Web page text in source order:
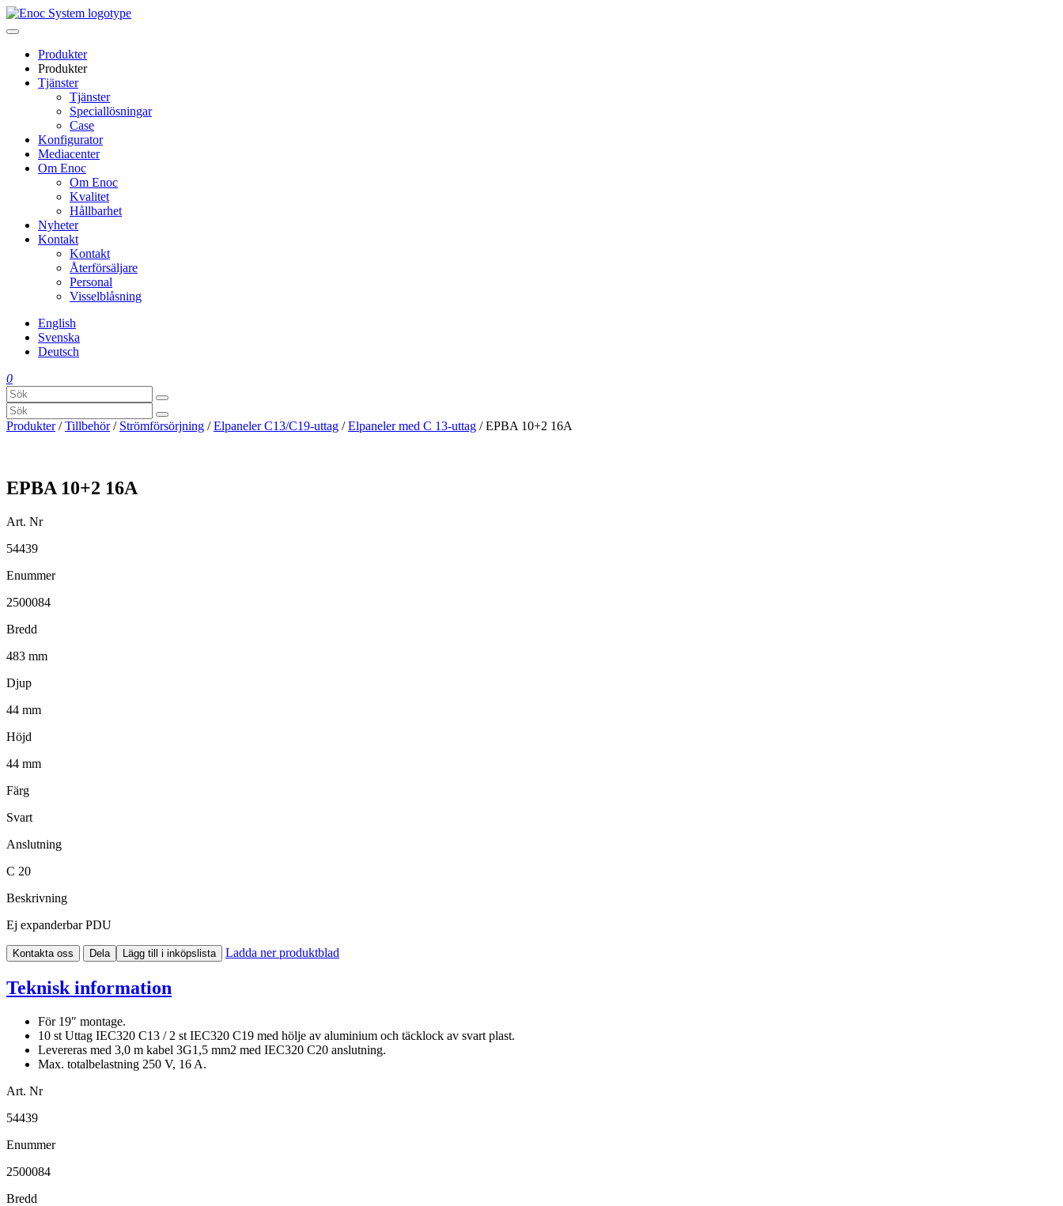
Skip
to
Produkter
Produkter
Tjänster
Tjänster
Speciallösningar
Case
Konfigurator
Mediacenter
Om Enoc
Om Enoc
Kvalitet
Hållbarhet
Nyheter
Kontakt
Kontakt
Återförsäljare
Personal
Visselblåsning
English
Svenska
Deutsch
0
Produkter/Tillbehör/ Strömförsörjning /Elpaneler C13/C19-uttag /Elpaneler med C 13-uttag / EPBA 10+2 16A
EPBA 10+2 16A
Art. Nr
54439
Enummer
2500084
Bredd
483 mm
Djup
44 mm
Höjd
44 mm
Färg
Svart
Anslutning
C 20
Beskrivning
Ej expanderbar PDU
Kontakta oss Dela Lägg till i inköpslista Ladda ner produktblad
Teknisk information
För 19″ montage.
10 st Uttag IEC320 C13 / 2 st IEC320 C19 med hölje av aluminium och täcklock av svart plast.
Levereras med 3,0 m kabel 3G1,5 mm2 med IEC320 C20 anslutning.
Max. totalbelastning 250 V, 16 A.
Art. Nr
54439
Enummer
2500084
Bredd